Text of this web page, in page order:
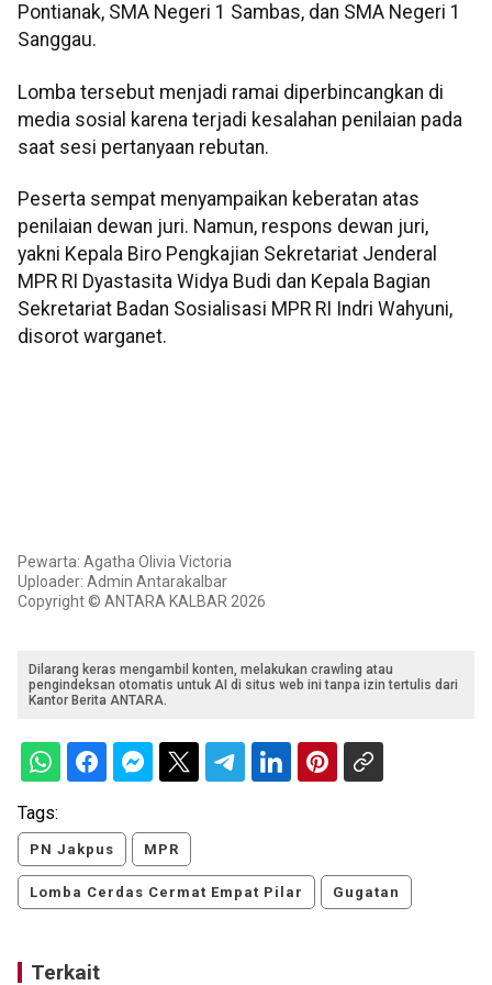
Pontianak, SMA Negeri 1 Sambas, dan SMA Negeri 1
Sanggau.
Lomba tersebut menjadi ramai diperbincangkan di
media sosial karena terjadi kesalahan penilaian pada
saat sesi pertanyaan rebutan.
Peserta sempat menyampaikan keberatan atas
penilaian dewan juri. Namun, respons dewan juri,
yakni Kepala Biro Pengkajian Sekretariat Jenderal
MPR RI Dyastasita Widya Budi dan Kepala Bagian
Sekretariat Badan Sosialisasi MPR RI Indri Wahyuni,
disorot warganet.
Pewarta: Agatha Olivia Victoria
Uploader: Admin Antarakalbar
Copyright © ANTARA KALBAR 2026
Dilarang keras mengambil konten, melakukan crawling atau
pengindeksan otomatis untuk AI di situs web ini tanpa izin tertulis dari
Kantor Berita ANTARA.
Tags:
PN Jakpus MPR
Lomba Cerdas Cermat Empat Pilar Gugatan
Terkait